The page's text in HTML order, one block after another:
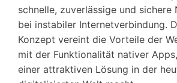
schnelle, zuverlässige und sichere
bei instabiler Internetverbindung.
Konzept vereint die Vorteile der
mit der Funktionalität nativer
einer attraktiven Lösung in der